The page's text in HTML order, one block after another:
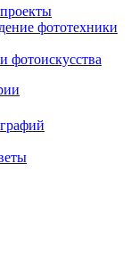
фототехники
фотоискусства